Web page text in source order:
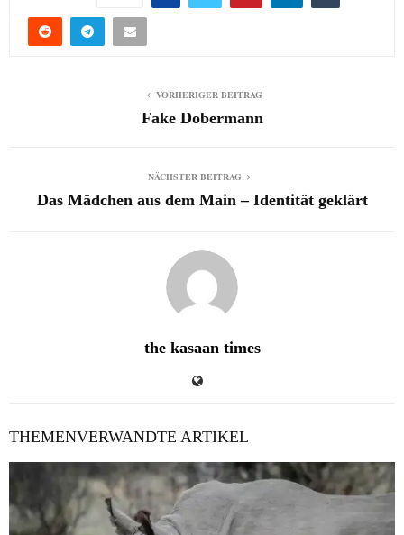
VORHERIGER BEITRAG
Fake Dobermann
NÄCHSTER BEITRAG
Das Mädchen aus dem Main – Identität geklärt
the kasaan times
THEMENVERWANDTE ARTIKEL